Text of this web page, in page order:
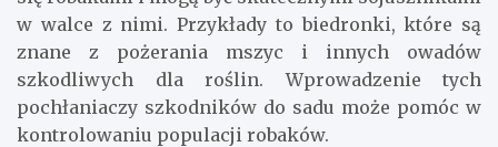
w walce z nimi. Przykłady to biedronki, które są
znane z pożerania mszyc i innych owadów
szkodliwych dla roślin. Wprowadzenie tych
pochłaniaczy szkodników do sadu może pomóc w
kontrolowaniu populacji robaków.